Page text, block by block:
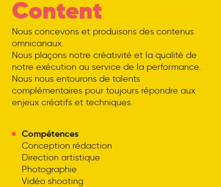
Content
Nous concevons et produisons des contenus
omnicanaux.
Nous plaçons notre créativité et la qualité de
notre exécution au service de la performance.
Nous nous entourons de talents
complémentaires pour toujours répondre aux
enjeux créatifs et techniques.
Compétences
Conception rédaction
Direction artistique
Photographie
Vidéo shooting